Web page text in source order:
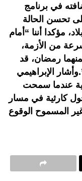
في برنامج
تحسن الحالة
مؤكدا أننا “أمام
من الأزمة،
رمضان، قد
الإبراهيمي
عندما سمحت
كارثية في مسار
المسموح الوقوع